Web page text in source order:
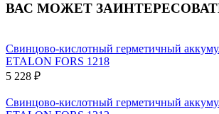
ВАС МОЖЕТ
Свинцово-кислотный герметичный
ETALON FORS 1218
5 228 ₽
Свинцово-кислотный герметичный